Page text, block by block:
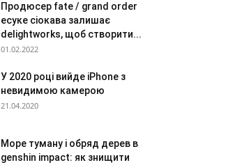
Продюсер fate / grand order
есуке сіокава залишає
delightworks, щоб створити...
01.02.2022
У 2020 році вийде iPhone з
невидимою камерою
21.04.2020
Море туману і обряд дерев в
genshin impact: як знищити